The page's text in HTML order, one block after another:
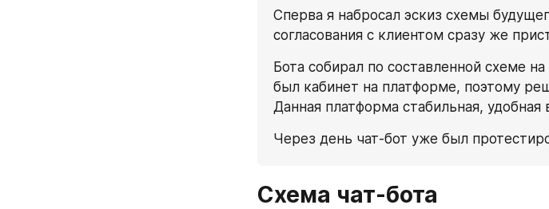
Сперва я набросал эскиз схемы
согласования с клиентом сразу же
Бота собирал по составленной схеме
был кабинет на платформе, поэтому
Данная платформа стабильная, удобная
Через день чат-бот уже был
Схема чат-бота